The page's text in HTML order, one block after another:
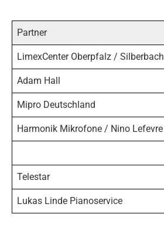
Partner
LimexCenter Oberpfalz / Silberbach
Adam Hall
Mipro Deutschland
Harmonik Mikrofone / Nino Lefevre
Telestar
Lukas Linde Pianoservice